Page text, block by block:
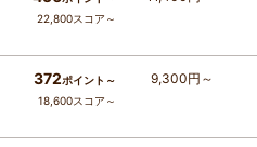
22,800スコア～
372ポイント～
18,600スコア～
9,300円～